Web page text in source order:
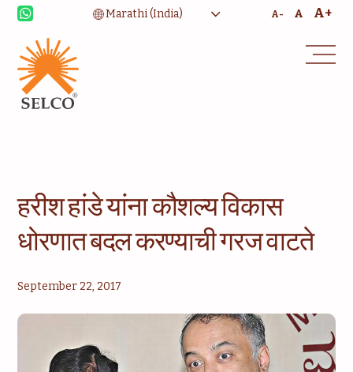
A- A A+
समुदाय
सल्लागार
हरीश हांडे यांना कौशल्य विकास
धोरणात बदल करण्याची गरज वाटते
September 22, 2017